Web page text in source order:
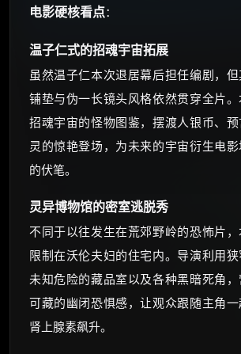
电影硬核看点：
温子仁式的招魂宇宙拓展
虽然温子仁本次退居幕后担任编剧，
铺垫与伪一长镜头风格依然贯穿全片
招魂宇宙的怪物图鉴，摆渡人银币、
灵的惊艳登场，为未来的宇宙衍生电
的伏笔。
灵异博物馆的密室逃脱秀
不同于以往发生在荒郊野岭的恐怖片
限制在沃伦夫妇的住宅内。导演利用
未知危险的藏品室以及各种黑暗死角
可藏的幽闭恐惧感，让观众跟随主角
肾上腺素飙升。